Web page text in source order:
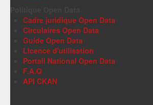
Cadre juridique Open Data
Circulaires Open Data
Guide Open Data
Licence d'utilisation
Portail National Open Data
F.A.Q
API CKAN